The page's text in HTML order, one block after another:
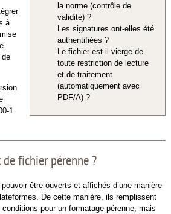
la norme (contrôle de
validité) ?
Les signatures ont-elles été
authentifiées ?
Le fichier est-il vierge de
toute restriction de lecture
et de traitement
(automatiquement avec
PDF/A) ?
à
de
1.
fichier pérenne ?
être ouverts et affichés d’une manière
De cette manière, ils remplissent
pour un formatage pérenne, mais